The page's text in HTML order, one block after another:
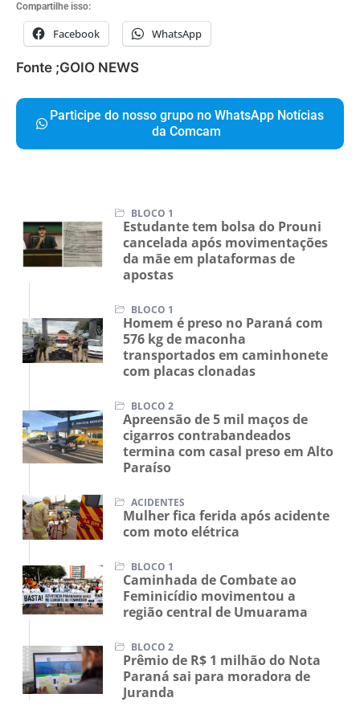
Compartilhe isso:
Facebook WhatsApp
Fonte ;GOIO NEWS
Participe do nosso grupo no WhatsApp Notícias
da Comcam
BLOCO 1
Estudante tem bolsa do Prouni
cancelada após movimentações
da mãe em plataformas de
apostas
BLOCO 1
Homem é preso no Paraná com
576 kg de maconha
transportados em caminhonete
com placas clonadas
BLOCO 2
Apreensão de 5 mil maços de
cigarros contrabandeados
termina com casal preso em Alto
Paraíso
ACIDENTES
Mulher fica ferida após acidente
com moto elétrica
BLOCO 1
Caminhada de Combate ao
Feminicídio movimentou a
região central de Umuarama
BLOCO 2
Prêmio de R$ 1 milhão do Nota
Paraná sai para moradora de
Juranda